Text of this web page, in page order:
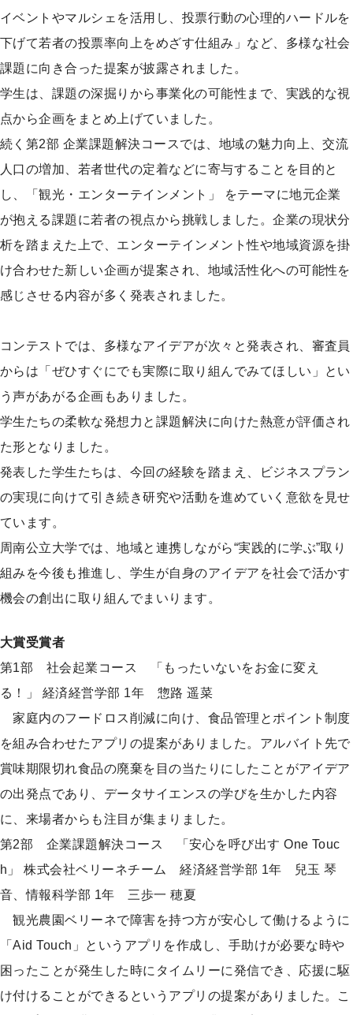
イベントやマルシェを活用し、投票行動の心理的ハードルを
下げて若者の投票率向上をめざす仕組み」など、多様な社会
課題に向き合った提案が披露されました。
学生は、課題の深掘りから事業化の可能性まで、実践的な視
点から企画をまとめ上げていました。
続く第2部 企業課題解決コースでは、地域の魅力向上、交流
人口の増加、若者世代の定着などに寄与することを目的と
し、「観光・エンターテインメント」 をテーマに地元企業
が抱える課題に若者の視点から挑戦しました。企業の現状分
析を踏まえた上で、エンターテインメント性や地域資源を掛
け合わせた新しい企画が提案され、地域活性化への可能性を
感じさせる内容が多く発表されました。
コンテストでは、多様なアイデアが次々と発表され、審査員
からは「ぜひすぐにでも実際に取り組んでみてほしい」とい
う声があがる企画もありました。
学生たちの柔軟な発想力と課題解決に向けた熱意が評価され
た形となりました。
発表した学生たちは、今回の経験を踏まえ、ビジネスプラン
の実現に向けて引き続き研究や活動を進めていく意欲を見せ
ています。
周南公立大学では、地域と連携しながら“実践的に学ぶ”取り
組みを今後も推進し、学生が自身のアイデアを社会で活かす
機会の創出に取り組んでまいります。
大賞受賞者
第1部 社会起業コース 「もったいないをお金に変え
る！」 経済経営学部 1年 惣路 遥菜
家庭内のフードロス削減に向け、食品管理とポイント制度
を組み合わせたアプリの提案がありました。アルバイト先で
賞味期限切れ食品の廃棄を目の当たりにしたことがアイデア
の出発点であり、データサイエンスの学びを生かした内容
に、来場者からも注目が集まりました。
第2部 企業課題解決コース 「安心を呼び出す One Touc
h」 株式会社ベリーネチーム 経済経営学部 1年 兒玉 琴
音、情報科学部 1年 三歩一 穂夏
観光農園ベリーネで障害を持つ方が安心して働けるように
「Aid Touch」というアプリを作成し、手助けが必要な時や
困ったことが発生した時にタイムリーに発信でき、応援に駆
け付けることができるというアプリの提案がありました。こ